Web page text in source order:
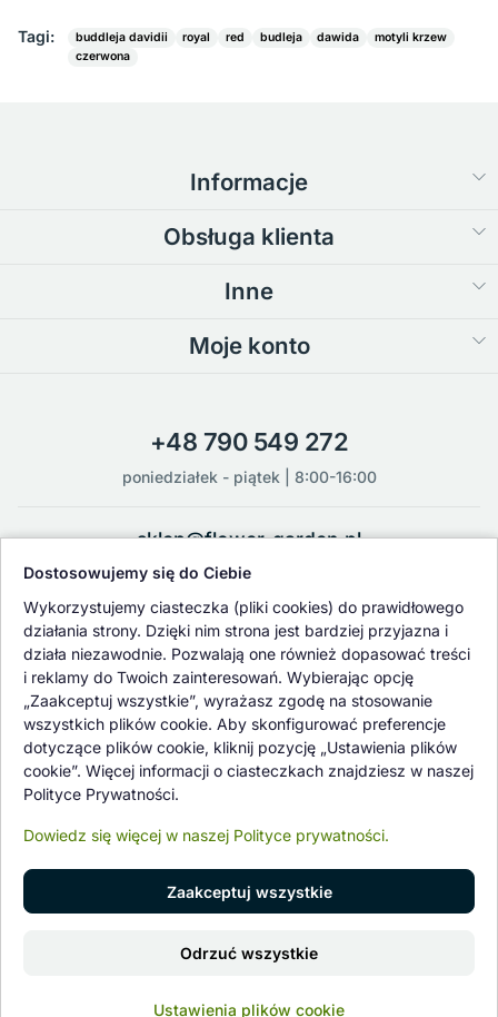
Tagi: buddleja davidii royal red budleja dawida
motyli krzew
czerwona
Informacje
Obsługa klienta
Inne
Moje konto
+48 790 549 272
poniedziałek - piątek | 8:00-16:00
sklep@flower-garden.pl
Oferowane przez nas rośliny i nasiona podlegają regularnej ścisłej
kontroli jakości oraz kontroli zdrowotnej przeprowadzanej przez
wykwalifikowane osoby z Państwowej Inspekcji Ochrony Roślin i
Nasiennictwa.
© 1997 - 2026 flower-garden.pl | Wszelkie prawa zastrzeżone.
Dostosowujemy się do Ciebie
Wykorzystujemy ciasteczka (pliki cookies) do prawidłowego
działania strony. Dzięki nim strona jest bardziej przyjazna i
działa niezawodnie. Pozwalają one również dopasować treści
i reklamy do Twoich zainteresowań. Wybierając opcję
„Zaakceptuj wszystkie”, wyrażasz zgodę na stosowanie
wszystkich plików cookie. Aby skonfigurować preferencje
dotyczące plików cookie, kliknij pozycję „Ustawienia plików
cookie”. Więcej informacji o ciasteczkach znajdziesz w naszej
Polityce Prywatności.
Dowiedz się więcej w naszej Polityce prywatności.
Zaakceptuj wszystkie
Odrzuć wszystkie
Ustawienia plików cookie